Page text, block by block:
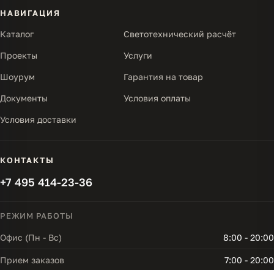
НАВИГАЦИЯ
Каталог Светотехнический расчёт
Проекты Услуги
Шоурум Гарантия на товар
Документы Условия оплаты
Условия доставки
КОНТАКТЫ
+7 495 414-23-36
РЕЖИМ РАБОТЫ
Офис (Пн - Вс) 8:00 - 20:00
Прием заказов 7:00 - 20:00